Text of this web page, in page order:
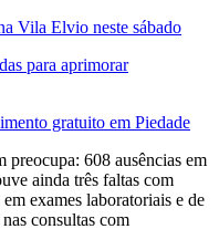
Vila Elvio neste sábado
para aprimorar
gratuito em Piedade
preocupa: 608 ausências em
ainda três faltas com
exames laboratoriais e de
consultas com